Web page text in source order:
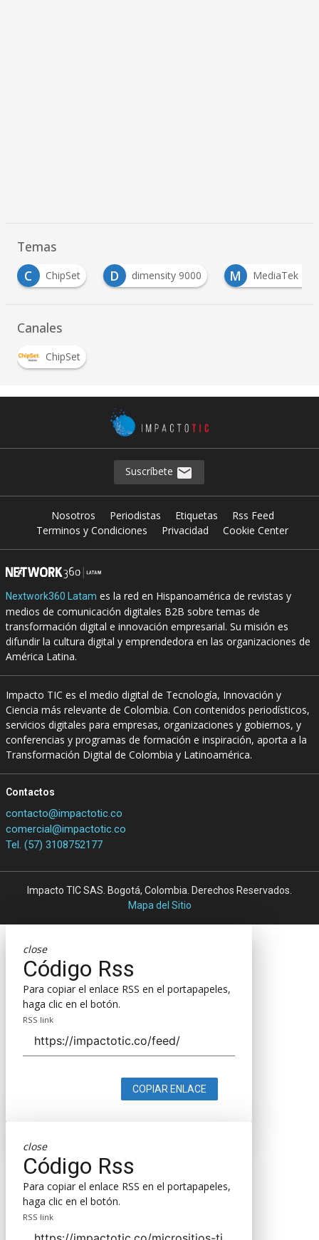
Temas
C
ChipSet D dimensity 9000 M MediaTek
Canales
ChipSet
Suscríbete
Nosotros Periodistas Etiquetas
Rss Feed
Terminos y Condiciones
Privacidad Cookie Center
Nextwork360 Latam es la red en Hispanoamérica de revistas y
medios de comunicación digitales B2B sobre temas de
transformación digital e innovación empresarial. Su misión es
difundir la cultura digital y emprendedora en las organizaciones de
América Latina.
Impacto TIC es el medio digital de Tecnología, Innovación y
Ciencia más relevante de Colombia. Con contenidos periodísticos,
servicios digitales para empresas, organizaciones y gobiernos, y
conferencias y programas de formación e inspiración, aporta a la
Transformación Digital de Colombia y Latinoamérica.
Contactos
contacto@impactotic.co
comercial@impactotic.co
Tel. (57) 3108752177
Impacto TIC SAS. Bogotá, Colombia. Derechos Reservados.
Mapa del Sitio
close
Código Rss
Para copiar el enlace RSS en el portapapeles,
haga clic en el botón.
RSS link
COPIAR ENLACE
close
Código Rss
Para copiar el enlace RSS en el portapapeles,
haga clic en el botón.
RSS link